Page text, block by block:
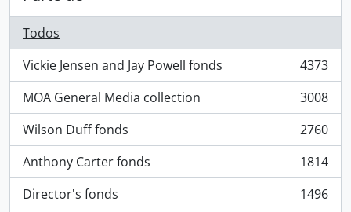
Todos
Vickie Jensen and Jay Powell fonds
, 4373 resultados
4373
MOA General Media collection
, 3008 resultados
3008
Wilson Duff fonds
, 2760 resultados
2760
Anthony Carter fonds
, 1814 resultados
1814
Director's fonds
, 1496 resultados
1496